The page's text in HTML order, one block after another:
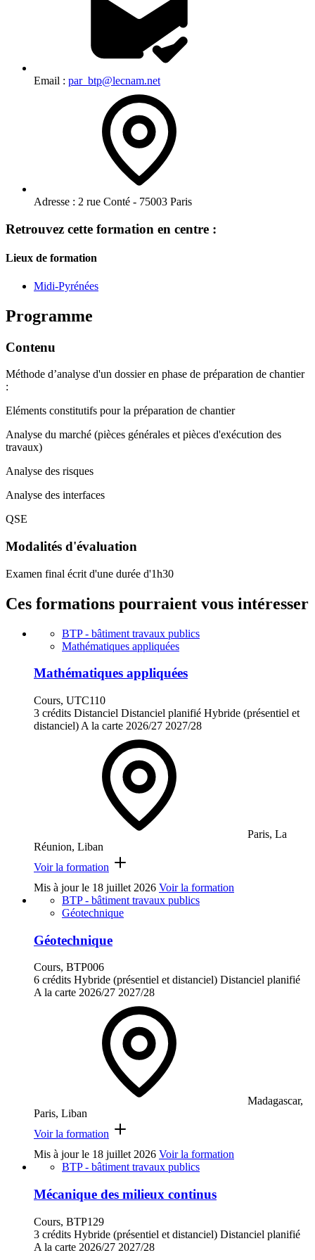
Email : par_btp@lecnam.net
Adresse : 2 rue Conté - 75003 Paris
Retrouvez cette formation en centre :
Lieux de formation
Midi-Pyrénées
Programme
Contenu
Méthode d’analyse d'un dossier en phase de préparation de chantier
:
Eléments constitutifs pour la préparation de chantier
Analyse du marché (pièces générales et pièces d'exécution des
travaux)
Analyse des risques
Analyse des interfaces
QSE
Modalités d'évaluation
Examen final écrit d'une durée d'1h30
Ces formations pourraient vous intéresser
BTP - bâtiment travaux publics
Mathématiques appliquées
Mathématiques appliquées
Cours, UTC110
3 crédits Distanciel Distanciel planifié Hybride (présentiel et
distanciel) A la carte 2026/27 2027/28
Paris, La
Réunion, Liban
Voir la formation
Mis à jour le 18 juillet 2026 Voir la formation
BTP - bâtiment travaux publics
Géotechnique
Géotechnique
Cours, BTP006
6 crédits Hybride (présentiel et distanciel) Distanciel planifié
A la carte 2026/27 2027/28
Madagascar,
Paris, Liban
Voir la formation
Mis à jour le 18 juillet 2026 Voir la formation
BTP - bâtiment travaux publics
Mécanique des milieux continus
Cours, BTP129
3 crédits Hybride (présentiel et distanciel) Distanciel planifié
A la carte 2026/27 2027/28